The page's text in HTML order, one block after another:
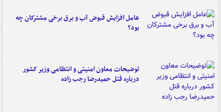
عامل افزایش قبوض آب و برق برخی مشترکان چه
بود؟
توضیحات معاون امنیتی و انتظامی وزیر کشور
درباره قتل حمیدرضا رجب زاده